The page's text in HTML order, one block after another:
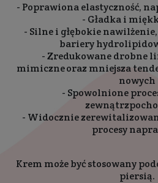
- Poprawiona elastyczność,
- Gładka i
- Silne i głębokie
bariery
- Zredukowane drobne
mimiczne oraz mniejsza
nowych
- Spowolnione
- Widocznie
procesy
Krem może być stosowany
piersią.